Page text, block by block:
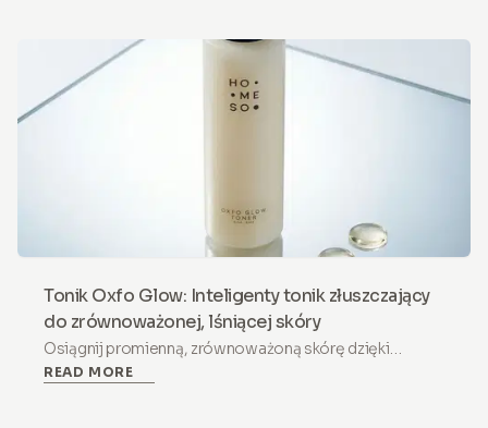
Tonik Oxfo Glow: Inteligenty tonik złuszczający
do zrównoważonej, lśniącej skóry
Osiągnij promienną, zrównoważoną skórę dzięki
tonikowi HoMEso Oxfo Glow. Delikatna formuła z AHA
READ MORE